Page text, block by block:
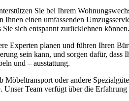
Sie bei Ihrem
Ihnen einen umfassenden
Sie sich entspannt zurücklehnen können.
Experten planen und führen Ihren
sein kann, und sorgen dafür,
und – ausstattung.
Möbeltransport oder andere
Unser Team verfügt über die